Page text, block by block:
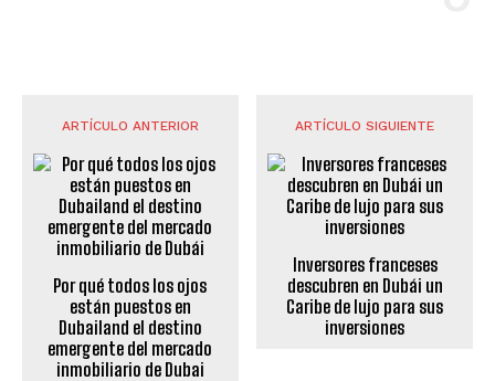
ARTÍCULO ANTERIOR
Por qué todos los ojos
están puestos en
Dubailand el destino
emergente del mercado
inmobiliario de Dubai
ARTÍCULO SIGUIENTE
Inversores franceses
descubren en Dubái un
Caribe de lujo para sus
inversiones